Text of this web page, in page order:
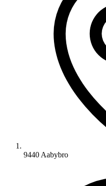
9440 Aabybro